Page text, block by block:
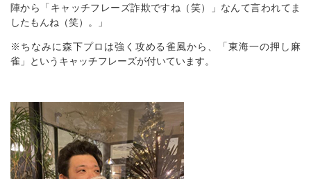
陣から「キャッチフレーズ詐欺ですね（笑）」なんて言われてま
したもんね（笑）。」
※ちなみに森下プロは強く攻める雀風から、「東海一の押し麻
雀」というキャッチフレーズが付いています。